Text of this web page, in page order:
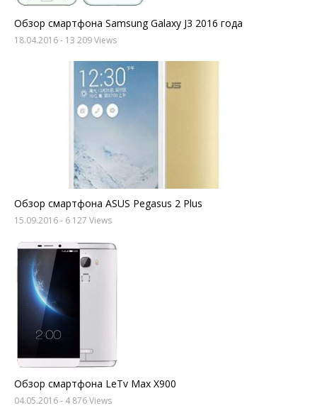
Обзор смартфона Samsung Galaxy J3 2016 года
18.04.2016- 13 209 Views
Обзор смартфона ASUS Pegasus 2 Plus
15.09.2016- 6 127 Views
Обзор смартфона LeTv Max X900
04.05.2016- 4 876 Views